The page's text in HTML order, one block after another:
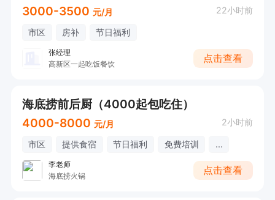
3000-3500 元/月 22小时前
市区 房补 节日福利
张经理
高新区一起吃饭餐饮
点击查看
海底捞前后厨（4000起包吃住）
4000-8000 元/月 2小时前
市区 提供食宿 节日福利 免费培训 ...
李老师
海底捞火锅
点击查看